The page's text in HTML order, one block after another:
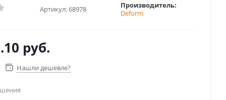
Артикул:68978
Производитель:
Deform
руб.
Нашли дешевле?